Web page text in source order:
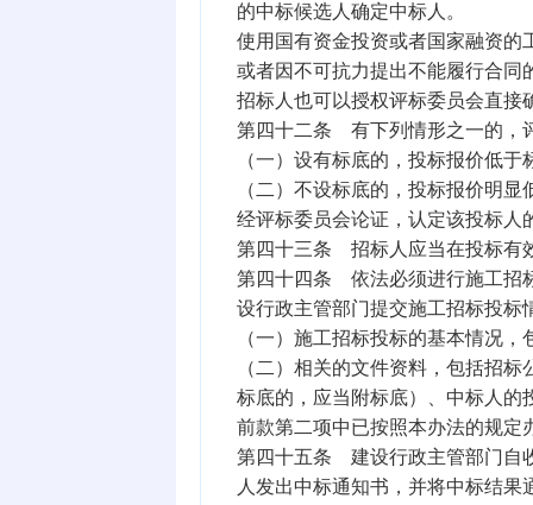
的中标候选人确定中标人。
使用国有资金投资或者国家融资的
或者因不可抗力提出不能履行合同
招标人也可以授权评标委员会直接
第四十二条 有下列情形之一的，
（一）设有标底的，投标报价低于
（二）不设标底的，投标报价明
经评标委员会论证，认定该投标人
第四十三条 招标人应当在投标有
第四十四条 依法必须进行施工招
设行政主管部门提交施工招标投标
（一）施工招标投标的基本情况
（二）相关的文件资料，包括招
标底的，应当附标底）、中标人的
前款第二项中已按照本办法的规定
第四十五条 建设行政主管部门自
人发出中标通知书，并将中标结果